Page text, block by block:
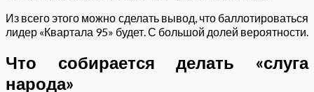
Из всего этого можно сделать вывод, что баллотироваться
лидер «Квартала 95» будет. С большой долей вероятности.
Что собирается делать «слуга
народа»